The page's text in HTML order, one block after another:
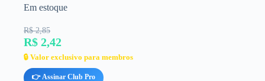
Em estoque
R$ 2,85
R$ 2,42
🔒 Valor exclusivo para membros
👉 Assinar Club Pro